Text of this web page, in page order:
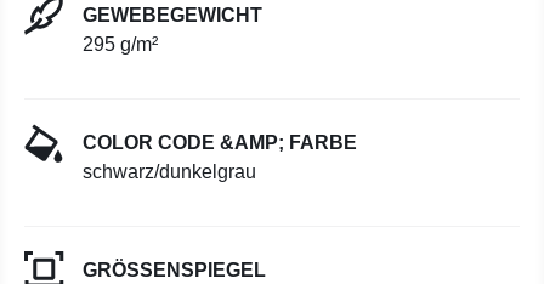
GEWEBEGEWICHT
295 g/m²
COLOR CODE &AMP; FARBE
schwarz/dunkelgrau
GRÖSSENSPIEGEL